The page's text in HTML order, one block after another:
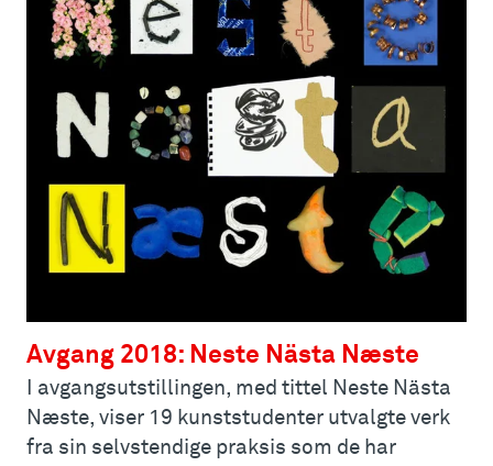
Avgang 2018: Neste Nästa Næste
I avgangsutstillingen, med tittel Neste Nästa
Næste, viser 19 kunststudenter utvalgte verk
fra sin selvstendige praksis som de har